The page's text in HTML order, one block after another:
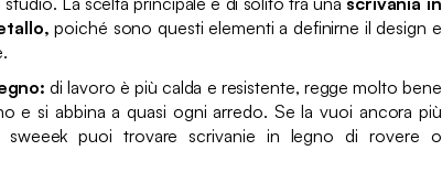
poiché sono questi elementi a definirne il design e
di lavoro è più calda e resistente, regge molto bene
e si abbina a quasi ogni arredo. Se la vuoi ancora più
sweeek puoi trovare scrivanie in legno di rovere o